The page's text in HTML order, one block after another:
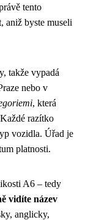
tento
aniž byste museli
takže vypadá
nebo v
, která
razítko
vozidla. Úřad je
platnosti.
A6 – tedy
vidíte název
anglicky,